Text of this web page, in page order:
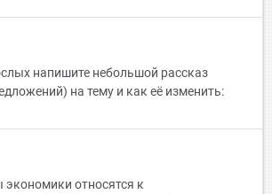
напишите небольшой рассказ
на тему и как её изменить:
относятся к